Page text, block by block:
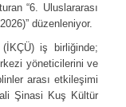
“6. Uluslararası
düzenleniyor.
iş birliğinde;
yöneticilerini ve
arası etkileşimi
Şinasi Kuş Kültür